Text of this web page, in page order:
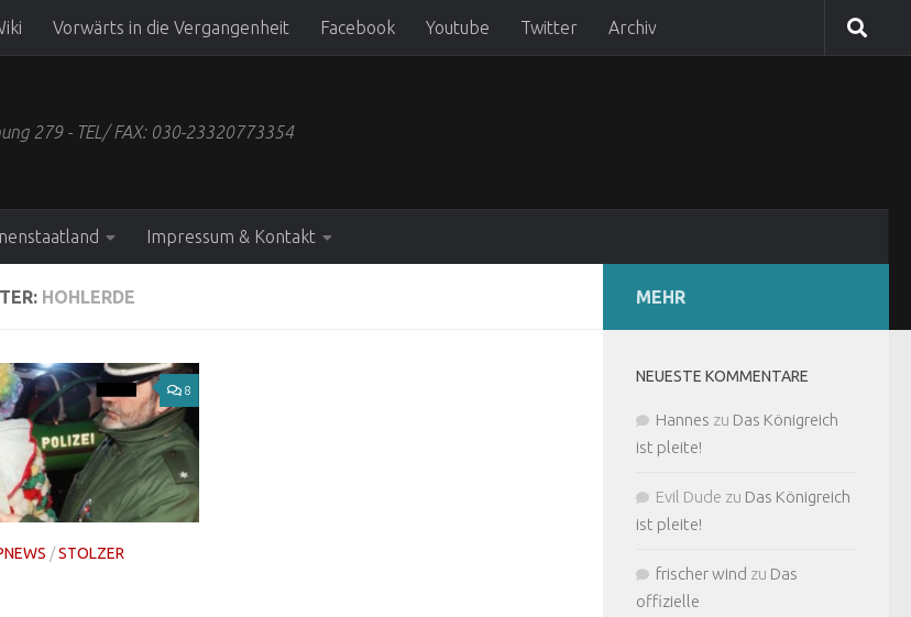
Vorwärts in die Vergangenheit Facebook Youtube Twitter Archiv
279 - TEL/ FAX: 030-23320773354
Impressum & Kontakt
HOHLERDE
8
/STOLZER
MEHR
NEUESTE KOMMENTARE
Hannes zu Das Königreich
ist pleite!
Evil Dude zu Das Königreich
ist pleite!
frischer wind zu Das
offizielle